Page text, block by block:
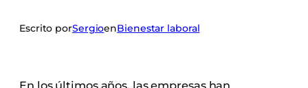
Escrito porSergioenBienestar laboral
En los últimos años, las empresas han